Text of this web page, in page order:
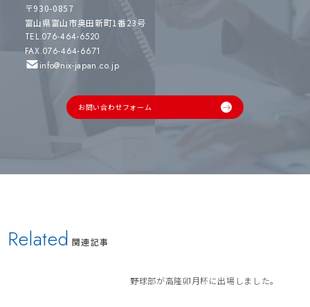
〒930-0857
富山県富山市奥田新町1番23号
TEL.076-464-6520
FAX.076-464-6671
info@nix-japan.co.jp
お問い合わせフォーム
Related 関連記事
野球部が高隆卯月杯に出場しました。